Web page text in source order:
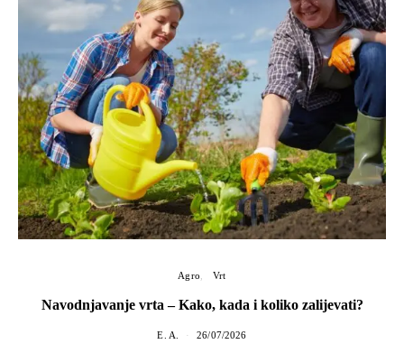
Agro Vrt
Navodnjavanje vrta – Kako, kada i koliko zalijevati?
E. A. 26/07/2026